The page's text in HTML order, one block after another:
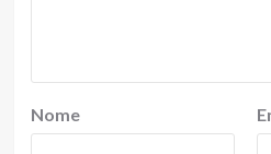
Nome